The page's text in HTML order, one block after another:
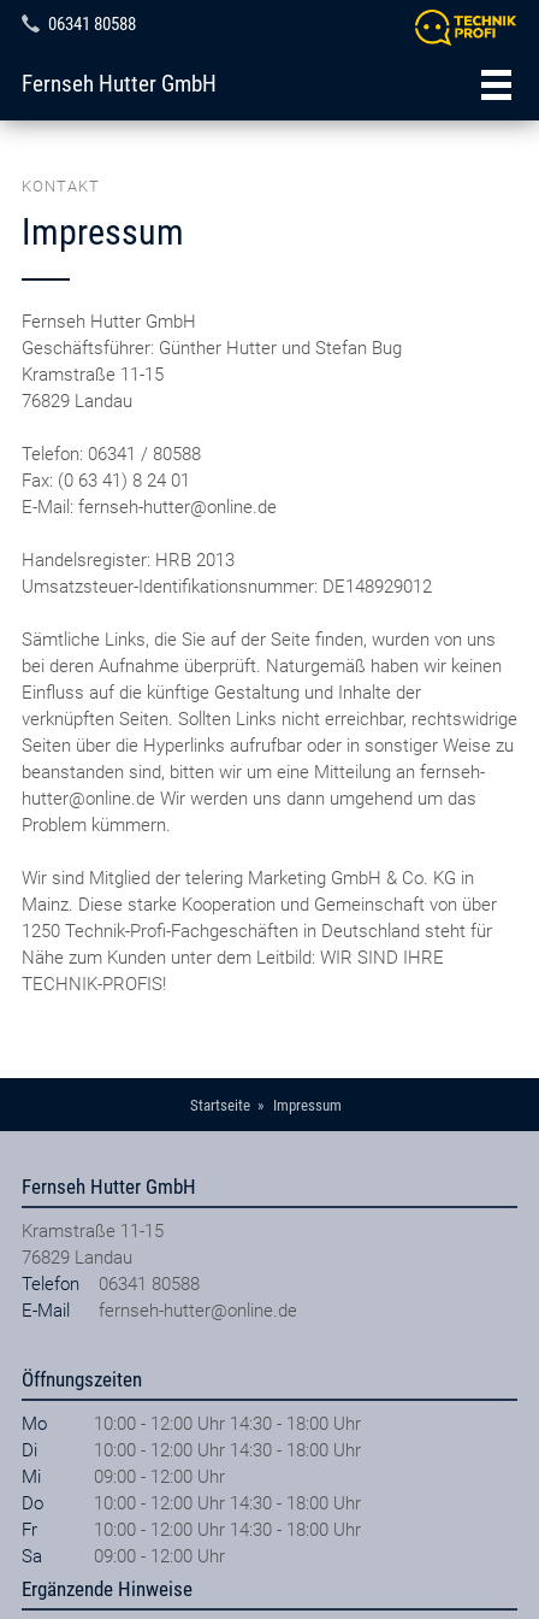
06341 80588
Fernseh Hutter GmbH
KONTAKT
Impressum
Fernseh Hutter GmbH
Geschäftsführer: Günther Hutter und Stefan Bug
Kramstraße 11-15
76829 Landau
Telefon: 06341 / 80588
Fax: (0 63 41) 8 24 01
E-Mail: fernseh-hutter@online.de
Handelsregister: HRB 2013
Umsatzsteuer-Identifikationsnummer: DE148929012
Sämtliche Links, die Sie auf der Seite finden, wurden von uns
bei deren Aufnahme überprüft. Naturgemäß haben wir keinen
Einfluss auf die künftige Gestaltung und Inhalte der
verknüpften Seiten. Sollten Links nicht erreichbar, rechtswidrige
Seiten über die Hyperlinks aufrufbar oder in sonstiger Weise zu
beanstanden sind, bitten wir um eine Mitteilung an fernseh-
hutter@online.de Wir werden uns dann umgehend um das
Problem kümmern.
Wir sind Mitglied der telering Marketing GmbH & Co. KG in
Mainz. Diese starke Kooperation und Gemeinschaft von über
1250 Technik-Profi-Fachgeschäften in Deutschland steht für
Nähe zum Kunden unter dem Leitbild: WIR SIND IHRE
TECHNIK-PROFIS!
Startseite Impressum
Fernseh Hutter GmbH
Kramstraße 11-15
76829 Landau
Telefon
06341 80588
E-Mail
fernseh-hutter@online.de
Öffnungszeiten
Mo
10:00 - 12:00 Uhr 14:30 - 18:00 Uhr
Di
10:00 - 12:00 Uhr 14:30 - 18:00 Uhr
Mi
09:00 - 12:00 Uhr
Do
10:00 - 12:00 Uhr 14:30 - 18:00 Uhr
Fr
10:00 - 12:00 Uhr 14:30 - 18:00 Uhr
Sa
09:00 - 12:00 Uhr
Ergänzende Hinweise